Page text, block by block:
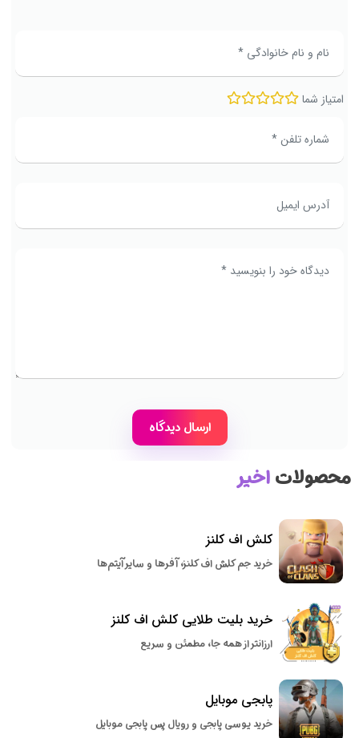
امتیاز شما
محصولاتاخیر
کلش اف کلنز
خرید جم کلش اف کلنز، آفرها و سایر آیتم‌ها
خرید بلیت طلایی کلش اف کلنز
ارزانتر از همه جا، مطمئن و سریع
پابجی موبایل
خرید یوسی پابجی و رویال پس پابجی موبایل